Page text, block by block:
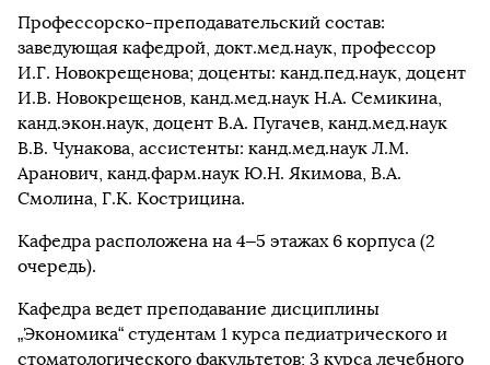
Профессорско-преподавательский состав:
заведующая кафедрой, докт.мед.наук, профессор
И.Г. Новокрещенова; доценты: канд.пед.наук, доцент
И.В. Новокрещенов, канд.мед.наук Н.А. Семикина,
канд.экон.наук, доцент В.А. Пугачев, канд.мед.наук
В.В. Чунакова, ассистенты: канд.мед.наук Л.М.
Аранович, канд.фарм.наук Ю.Н. Якимова, В.А.
Смолина, Г.К. Кострицина.
Кафедра расположена на 4–5 этажах 6 корпуса (2
очередь).
Кафедра ведет преподавание дисциплины
„Экономика“ студентам 1 курса педиатрического и
стоматологического факультетов; 3 курса лечебного